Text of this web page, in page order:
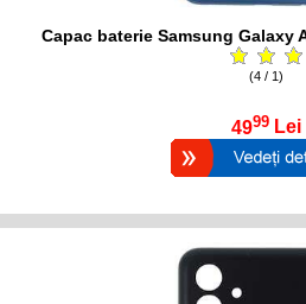
Capac baterie Samsung Galaxy
(4 / 1)
4999 Lei